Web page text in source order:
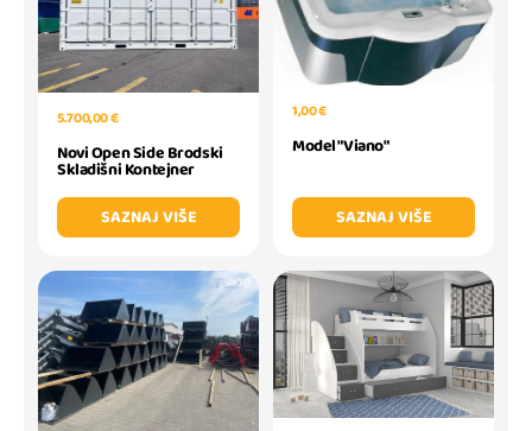
5.700,00 €
Novi Open Side Brodski
Skladišni Kontejner
SAZNAJ VIŠE
1,00 €
Model "Viano"
SAZNAJ VIŠE